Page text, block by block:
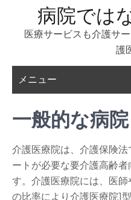
病院では
医療サービスも介護サ
護
メニュー
一般的な病
介護医療院は、介護保険
ートが必要な要介護高齢
す。介護医療院には、医
の比率により介護医療院1